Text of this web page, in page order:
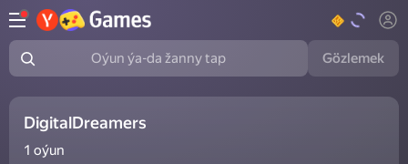
Oýun ýa-da žanny tap Gözlemek
DigitalDreamers
1 oýun